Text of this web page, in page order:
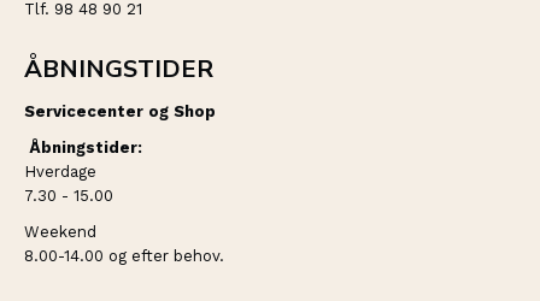
Tlf. 98 48 90 21
ÅBNINGSTIDER
Servicecenter og Shop
Åbningstider:
Hverdage
7.30 - 15.00
Weekend
8.00-14.00 og efter behov.